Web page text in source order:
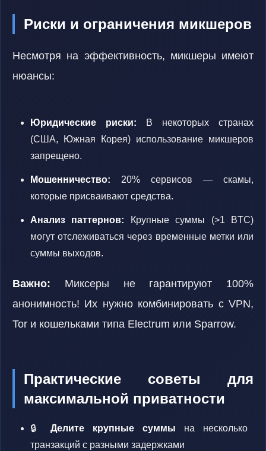
Риски и ограничения микшеров
Несмотря на эффективность, микшеры имеют
нюансы:
Юридические риски: В некоторых странах
(США, Южная Корея) использование микшеров
запрещено.
Мошенничество: 20% сервисов — скамы,
которые присваивают средства.
Анализ паттернов: Крупные суммы (>1 BTC)
могут отслеживаться через временные метки или
суммы выходов.
Важно: Миксеры не гарантируют 100%
анонимность! Их нужно комбинировать с VPN,
Tor и кошельками типа Electrum или Sparrow.
Практические советы для
максимальной приватности
🔒 Делите крупные суммы на несколько
транзакций с разными задержками